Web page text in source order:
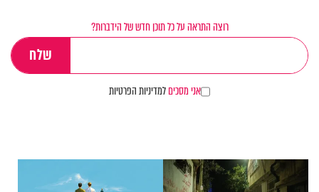
רוצה התראה על כל תוכן חדש של הידברות?
אני מסכיםלמדיניות הפרטיות